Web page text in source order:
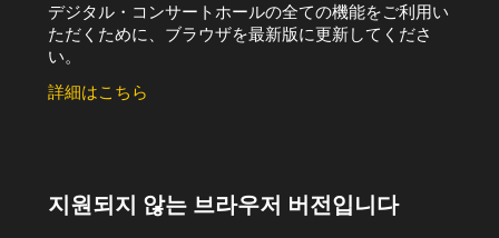
デジタル・コンサートホールの全ての機能をご利用い
ただくために、ブラウザを最新版に更新してくださ
い。
詳細はこちら
지원되지 않는 브라우저 버전입니다